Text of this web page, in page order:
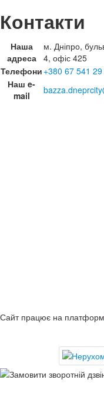
Контакти
Наша
адреса
м. Дніпро,
4, офіс 425
Телефони +380 67 541
Наш e-
mail
Сайт працює на